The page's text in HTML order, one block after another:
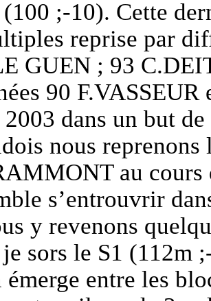
(100 ;-10). Cette
reprise par
GUEN ; 93
90
2003 dans un but
nous reprenons
au cours
s’entrouvrir
y revenons
sors le S1 (112m
émerge entre les